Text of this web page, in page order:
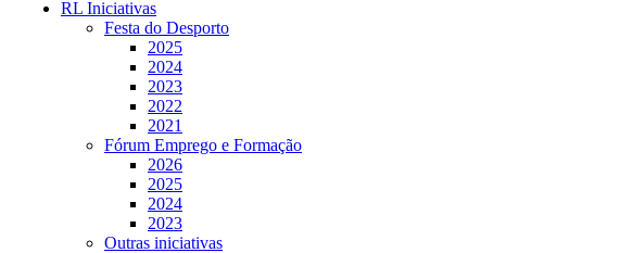
RL Iniciativas
Festa do Desporto
2025
2024
2023
2022
2021
Fórum Emprego e Formação
2026
2025
2024
2023
Outras iniciativas